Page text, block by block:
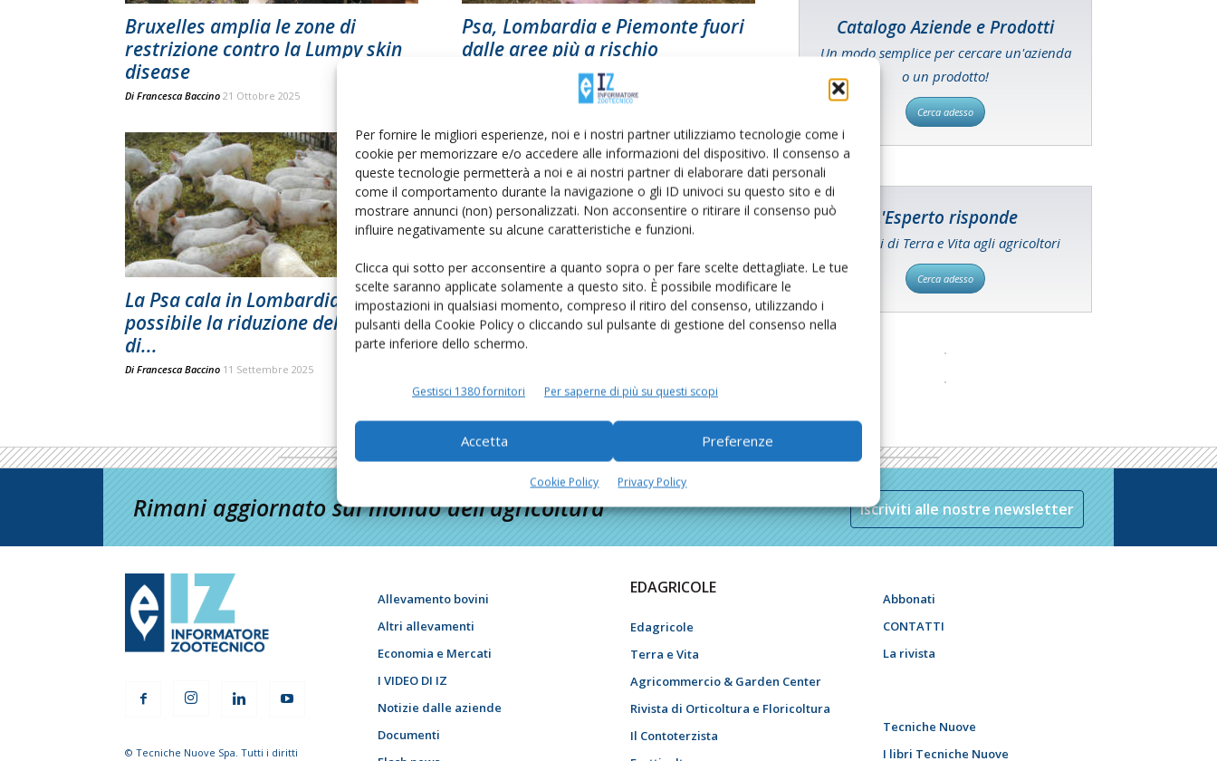
Per fornire le migliori esperienze, noi e i nostri partner utilizziamo tecnologie come i
cookie per memorizzare e/o accedere alle informazioni del dispositivo. Il consenso a
queste tecnologie permetterà a noi e ai nostri partner di elaborare dati personali
come il comportamento durante la navigazione o gli ID univoci su questo sito e di
mostrare annunci (non) personalizzati. Non acconsentire o ritirare il consenso può
influire negativamente su alcune caratteristiche e funzioni.
Clicca qui sotto per acconsentire a quanto sopra o per fare scelte dettagliate. Le tue
scelte saranno applicate solamente a questo sito. È possibile modificare le
impostazioni in qualsiasi momento, compreso il ritiro del consenso, utilizzando i
pulsanti della Cookie Policy o cliccando sul pulsante di gestione del consenso nella
parte inferiore dello schermo.
Gestisci 1380 fornitori Per saperne di più su questi scopi
Accetta Preferenze
Cookie Policy Privacy Policy
Bruxelles amplia le zone di
restrizione contro la Lumpy skin
disease
Di Francesca Baccino 21 Ottobre 2025
Psa, Lombardia e Piemonte fuori
dalle aree più a rischio
17 Settembre 2025
La Psa cala in Lombardia,
possibile la riduzione delle zone
di...
Di Francesca Baccino 11 Settembre 2025
Catalogo Aziende e Prodotti
Un modo semplice per cercare un'azienda
o un prodotto!
Cerca adesso
L'Esperto risponde
I consigli di Terra e Vita agli agricoltori
Cerca adesso
Rimani aggiornato sul mondo dell’agricoltura Iscriviti alle nostre newsletter
© Tecniche Nuove Spa. Tutti i diritti
Allevamento bovini
Altri allevamenti
Economia e Mercati
I VIDEO DI IZ
Notizie dalle aziende
Documenti
EDAGRICOLE
Edagricole
Terra e Vita
Agricommercio & Garden Center
Rivista di Orticoltura e Floricoltura
Il Contoterzista
Abbonati
CONTATTI
La rivista
Tecniche Nuove
I libri Tecniche Nuove